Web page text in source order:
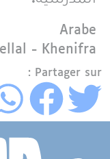
Langue
Arabe
Région
- Khenifra
Partager sur :